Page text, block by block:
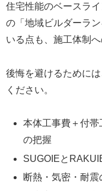
住宅性能のベースラ
の「地域ビルダーラ
いる点も、施工体制
後悔を避けるために
ください。
本体工事費＋付
の把握
SUGOIEと
断熱・気密・耐